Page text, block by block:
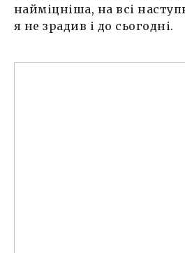
найміцніша, на всі
я не зрадив і до сьогодні.